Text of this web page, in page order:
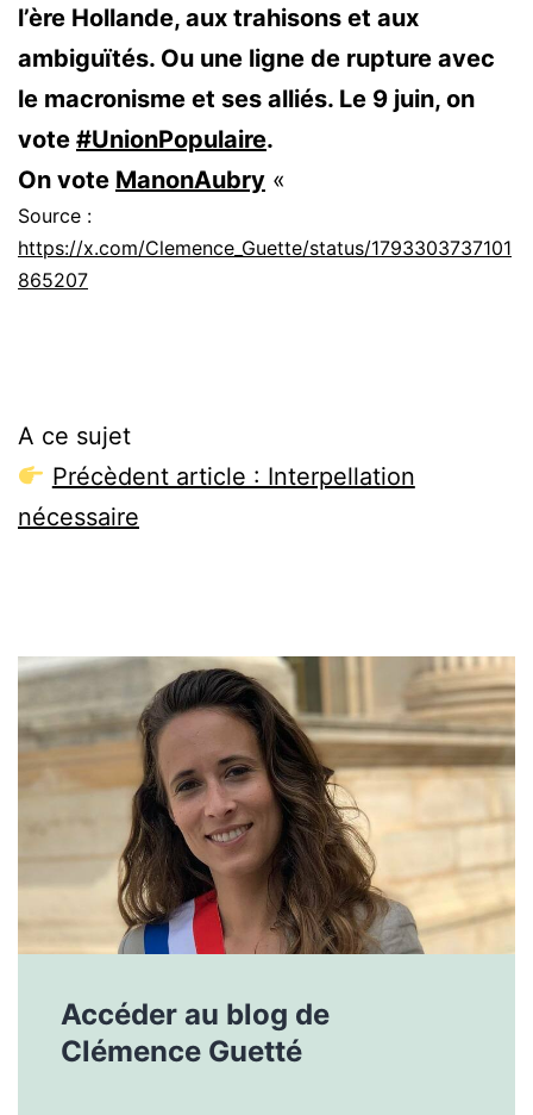
l’ère Hollande, aux trahisons et aux
ambiguïtés. Ou une ligne de rupture avec
le macronisme et ses alliés. Le 9 juin, on
vote #UnionPopulaire.
On vote ManonAubry «
Source :
https://x.com/Clemence_Guette/status/1793303737101
865207
A ce sujet
Précèdent article : Interpellation
nécessaire
Accéder au blog de
Clémence Guetté